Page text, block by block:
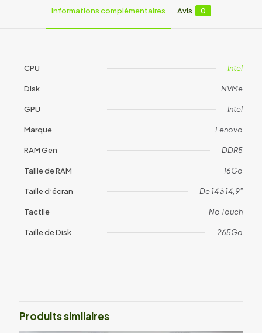
Informations complémentaires Avis 0
CPU Intel
Disk NVMe
GPU Intel
Marque Lenovo
RAM Gen DDR5
Taille de RAM 16Go
Taille d’écran De 14 à 14,9"
Tactile No Touch
Taille de Disk 265Go
sur “Lenovo ThinkPad T14 Gen 4
(1924)”
Produits similaires